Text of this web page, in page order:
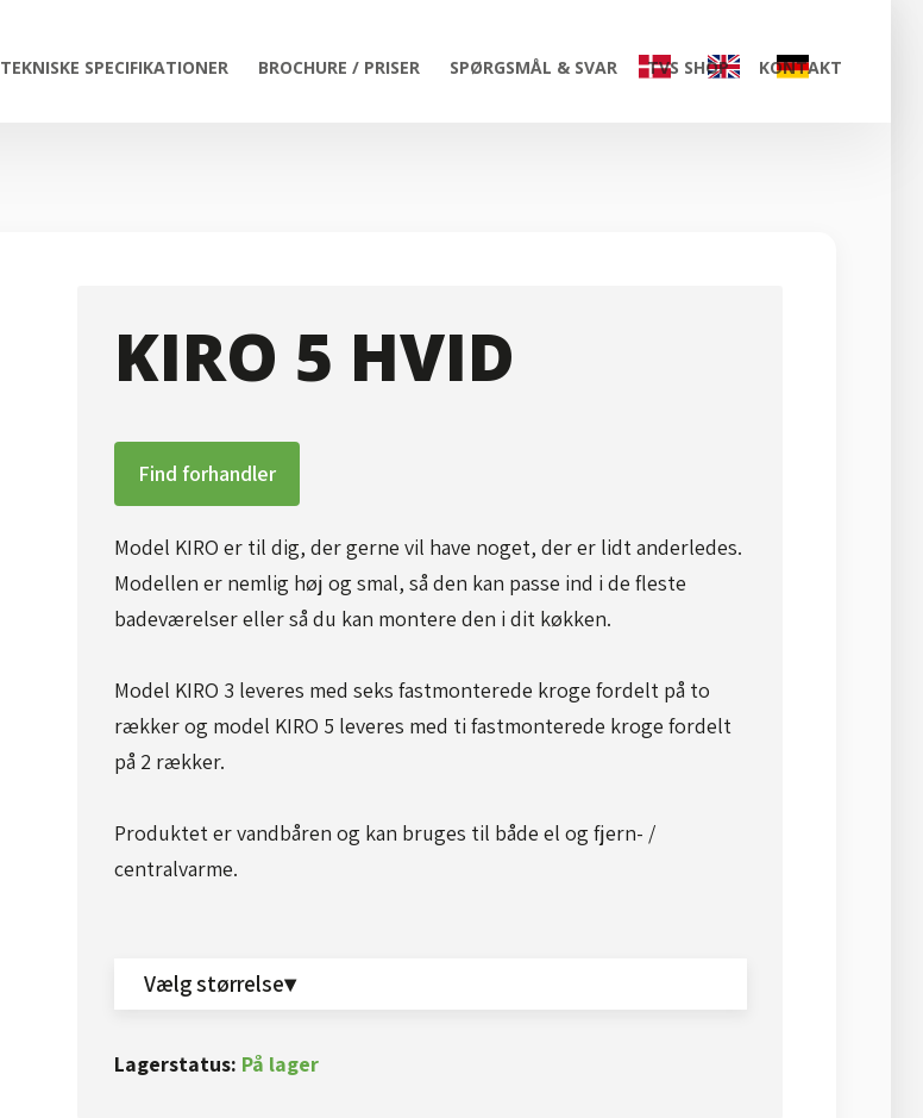
TEKNISKE SPECIFIKATIONER BROCHURE / PRISER SPØRGSMÅL & SVAR TVS SHOP KONTAKT
KIRO 5 HVID
Find forhandler
Model KIRO er til dig, der gerne vil have noget, der er lidt anderledes.
Modellen er nemlig høj og smal, så den kan passe ind i de fleste
badeværelser eller så du kan montere den i dit køkken.
Model KIRO 3 leveres med seks fastmonterede kroge fordelt på to
rækker og model KIRO 5 leveres med ti fastmonterede kroge fordelt
på 2 rækker.
Produktet er vandbåren og kan bruges til både el og fjern- /
centralvarme.
Vælg størrelse▾
Lagerstatus: På lager